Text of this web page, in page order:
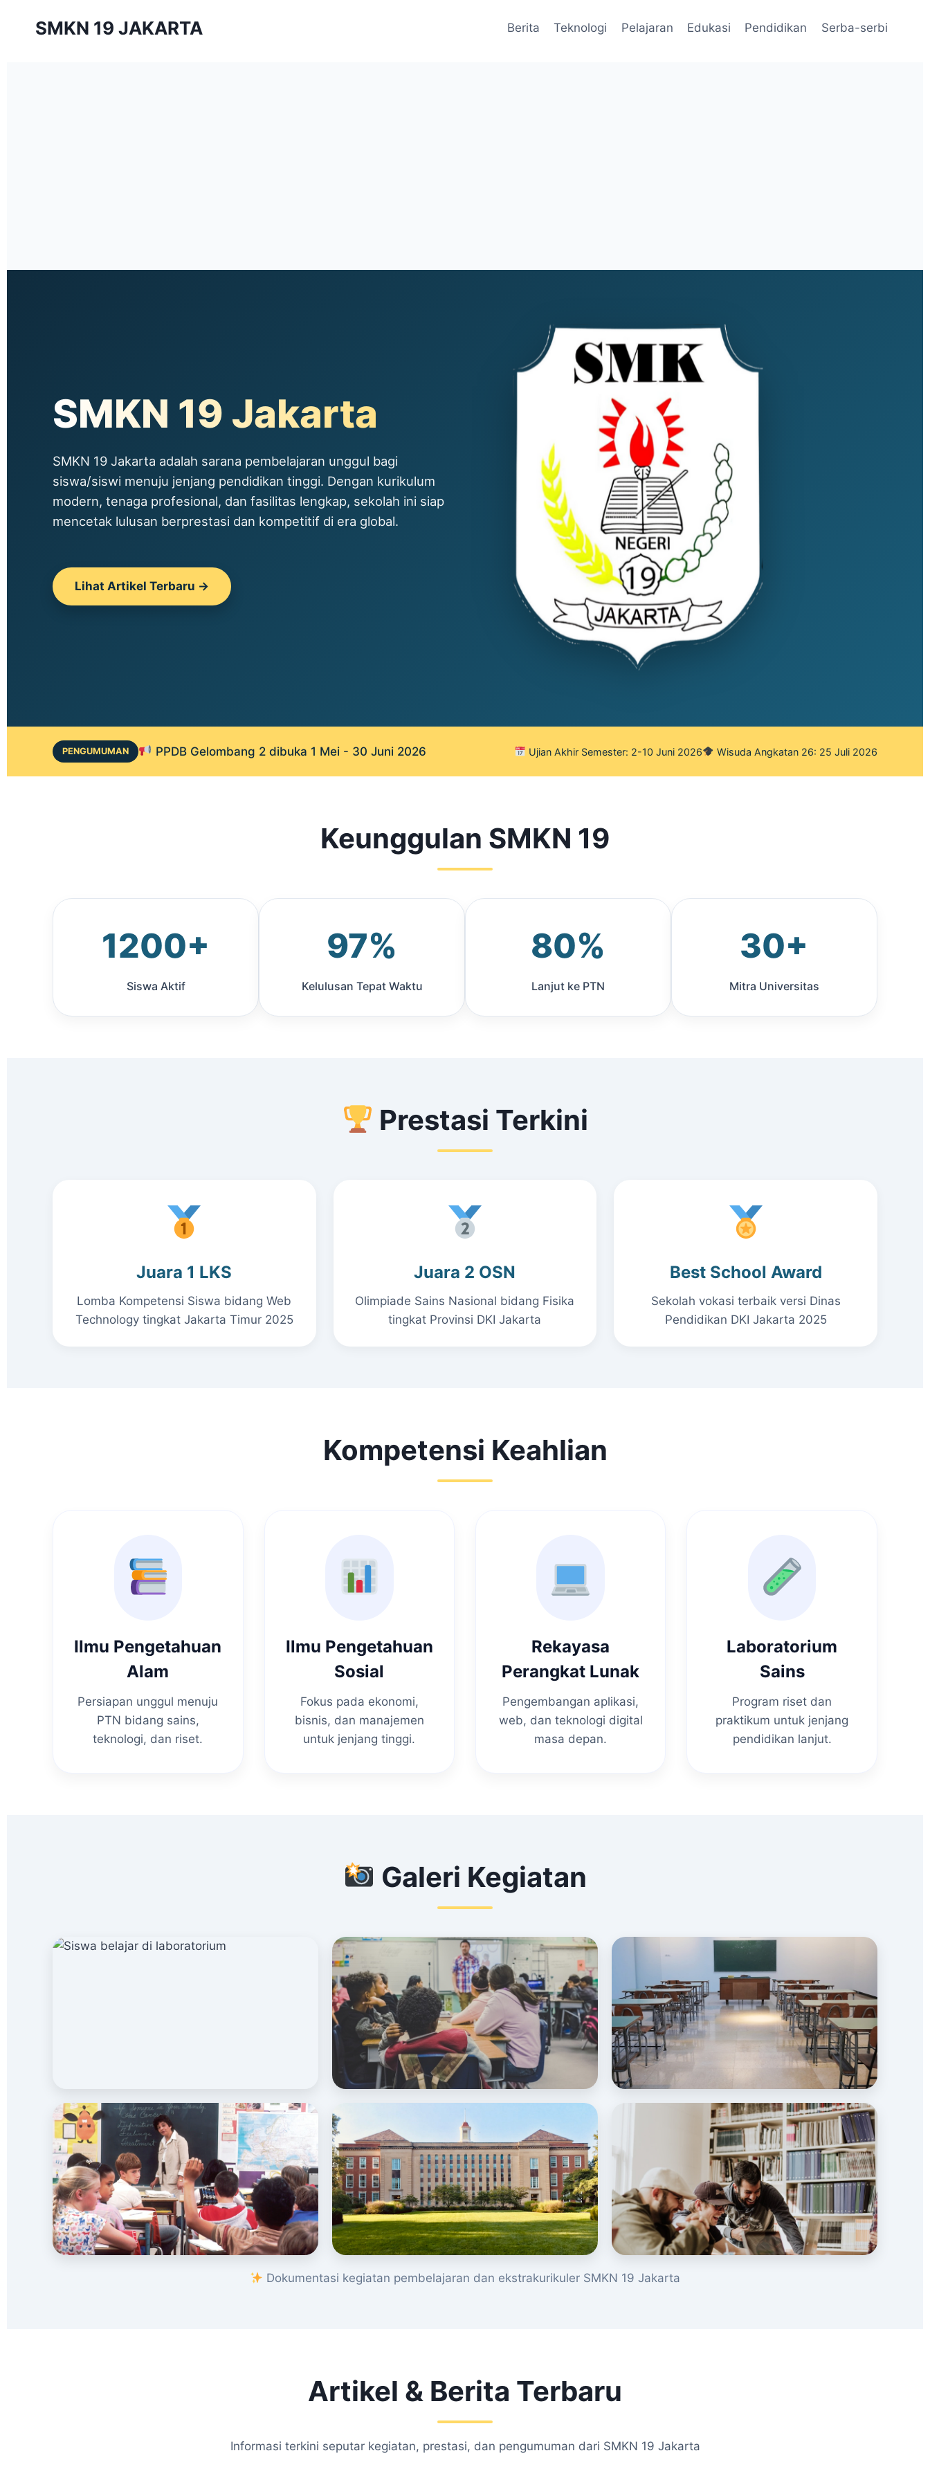
SMKN 19 JAKARTA Berita Teknologi Pelajaran Edukasi Pendidikan Serba-serbi
SMKN 19 Jakarta
SMKN 19 Jakarta adalah sarana pembelajaran unggul bagi
siswa/siswi menuju jenjang pendidikan tinggi. Dengan kurikulum
modern, tenaga profesional, dan fasilitas lengkap, sekolah ini siap
mencetak lulusan berprestasi dan kompetitif di era global.
Lihat Artikel Terbaru →
PENGUMUMAN PPDB Gelombang 2 dibuka 1 Mei - 30 Juni 2026 Ujian Akhir Semester: 2-10 Juni 2026 Wisuda Angkatan 26: 25 Juli 2026
Keunggulan SMKN 19
1200+
Siswa Aktif
97%
Kelulusan Tepat Waktu
80%
Lanjut ke PTN
30+
Mitra Universitas
Prestasi Terkini
Juara 1 LKS
Lomba Kompetensi Siswa bidang Web
Technology tingkat Jakarta Timur 2025
Juara 2 OSN
Olimpiade Sains Nasional bidang Fisika
tingkat Provinsi DKI Jakarta
Best School Award
Sekolah vokasi terbaik versi Dinas
Pendidikan DKI Jakarta 2025
Kompetensi Keahlian
Ilmu Pengetahuan
Alam
Persiapan unggul menuju
PTN bidang sains,
teknologi, dan riset.
Ilmu Pengetahuan
Sosial
Fokus pada ekonomi,
bisnis, dan manajemen
untuk jenjang tinggi.
Rekayasa
Perangkat Lunak
Pengembangan aplikasi,
web, dan teknologi digital
masa depan.
Laboratorium
Sains
Program riset dan
praktikum untuk jenjang
pendidikan lanjut.
Galeri Kegiatan
Dokumentasi kegiatan pembelajaran dan ekstrakurikuler SMKN 19 Jakarta
Artikel & Berita Terbaru
Informasi terkini seputar kegiatan, prestasi, dan pengumuman dari SMKN 19 Jakarta